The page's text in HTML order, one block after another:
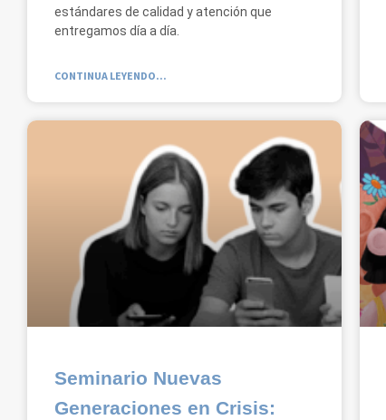
estándares de calidad y atención que
entregamos día a día.
CONTINUA LEYENDO...
Seminario Nuevas
Generaciones en Crisis: